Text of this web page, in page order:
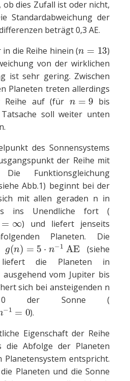
ob dies Zufall ist oder nicht,
Standardabweichung der
beträgt 0,3 AE.
die Reihe hinein (
)
von der wirklichen
ist sehr gering. Zwischen
Planeten treten allerdings
Reihe auf (für
n=9
bis
soll weiter unten
des Sonnensystems
der Reihe mit
Funktionsgleichung
Abb.1) beginnt bei der
mit allen geraden n in
ins Unendliche fort (
⋅ 1=∞
) und liefert jenseits
Planeten. Die
g(n)=5⋅n 1 AE
(siehe
liefert die Planeten in
vom Jupiter bis
sich bei ansteigenden n
der Sonne (
∞ 5 −1=
).
Eigenschaft der Reihe
die Abfolge der Planeten
entspricht.
Planeten und die Sonne